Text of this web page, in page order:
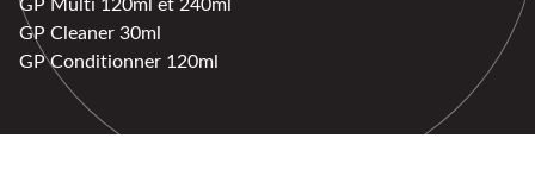
GP Cleaner 30ml
GP Conditionner 120ml